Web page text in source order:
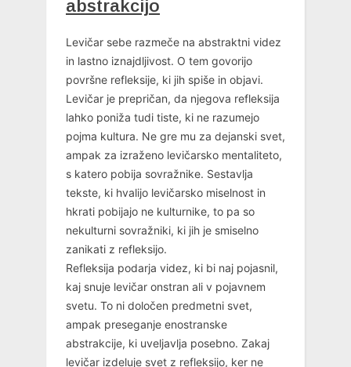
abstrakcijo
Levičar sebe razmeče na abstraktni videz
in lastno iznajdljivost. O tem govorijo
površne refleksije, ki jih spiše in objavi.
Levičar je prepričan, da njegova refleksija
lahko poniža tudi tiste, ki ne razumejo
pojma kultura. Ne gre mu za dejanski svet,
ampak za izraženo levičarsko mentaliteto,
s katero pobija sovražnike. Sestavlja
tekste, ki hvalijo levičarsko miselnost in
hkrati pobijajo ne kulturnike, to pa so
nekulturni sovražniki, ki jih je smiselno
zanikati z refleksijo.
Refleksija podarja videz, ki bi naj pojasnil,
kaj snuje levičar onstran ali v pojavnem
svetu. To ni določen predmetni svet,
ampak preseganje enostranske
abstrakcije, ki uveljavlja posebno. Zakaj
levičar izdeluje svet z refleksijo, ker ne